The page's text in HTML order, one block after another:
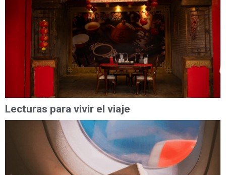
Lecturas para vivir el viaje